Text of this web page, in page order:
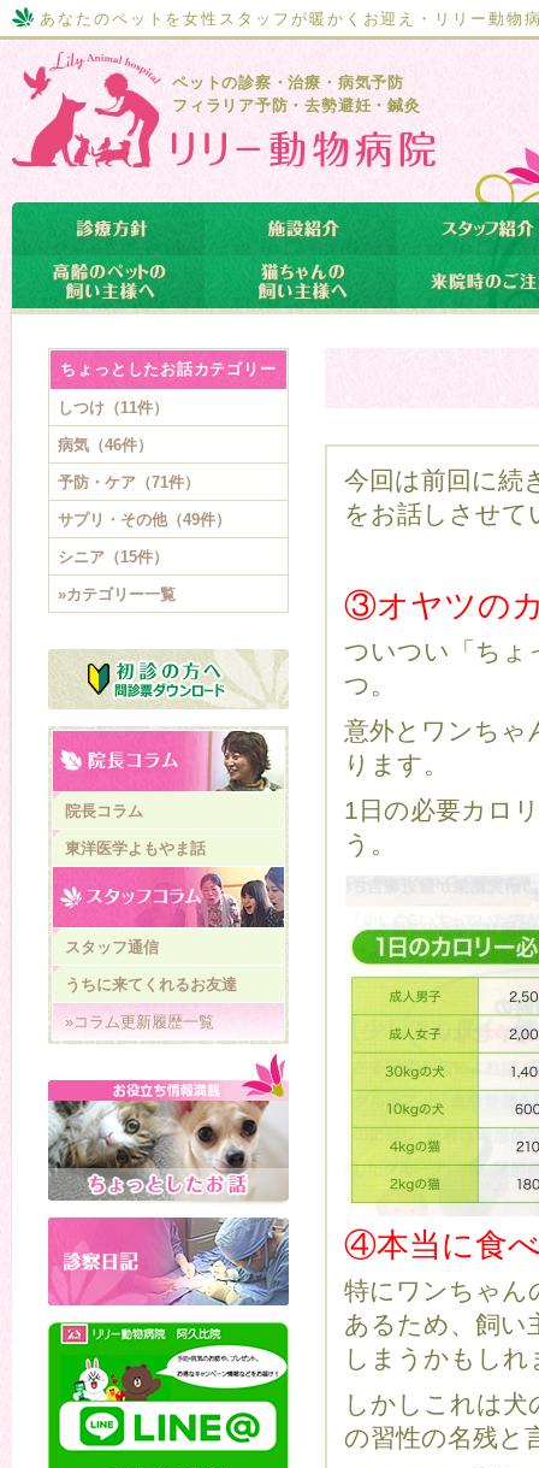
あなたのペットを女性スタッフが暖かくお迎え・リリー動物
ペットの診察・治療・病気予防
フィラリア予防・去勢避妊・鍼灸
今回は前回に続
をお話しさせて
③オヤツの
ついつい「ち
つ。
意外とワンちゃ
ります。
1日の必要カロ
う。
④本当に食
特にワンちゃん
あるため、飼い
しまうかもしれ
しかしこれは
の習性の名残と
ちょっとしたお話カテゴリー
しつけ（11件）
病気（46件）
予防・ケア（71件）
サプリ・その他（49件）
シニア（15件）
»カテゴリー一覧
院長コラム
東洋医学よもやま話
スタッフ通信
うちに来てくれるお友達
»コラム更新履歴一覧